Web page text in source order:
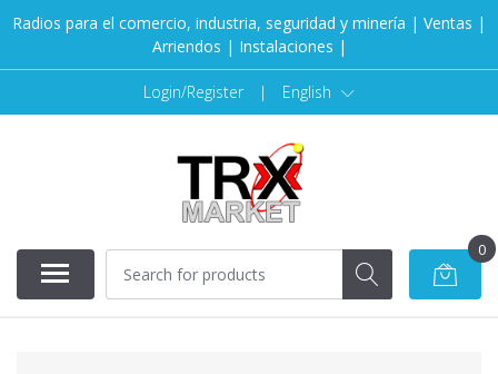
Radios para el comercio, industria, seguridad y minería | Ventas |
Arriendos | Instalaciones |
Login/Register | English
0